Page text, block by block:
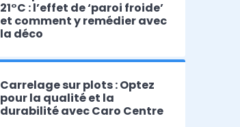
21°C : l’effet de ‘paroi froide’
et comment y remédier avec
la déco
Carrelage sur plots : Optez
pour la qualité et la
durabilité avec Caro Centre